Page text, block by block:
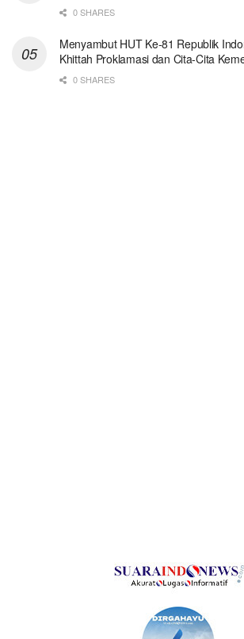
0 SHARES
Menyambut HUT Ke-81 Republik
Khittah Proklamasi dan Cita-Cita
0 SHARES